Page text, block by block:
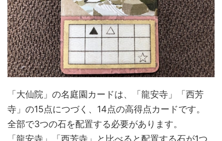
「大仙院」の名庭園カードは、「龍安寺」「西芳
寺」の15点につづく、14点の高得点カードです。
全部で3つの石を配置する必要があります。
「龍安寺」「西芳寺」と比べると配置する石が1つ